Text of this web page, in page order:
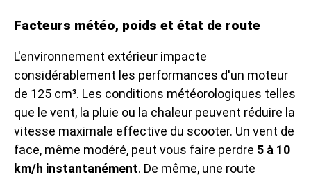
Facteurs météo, poids et état de route
L'environnement extérieur impacte
considérablement les performances d'un moteur
de 125 cm³. Les conditions météorologiques telles
que le vent, la pluie ou la chaleur peuvent réduire la
vitesse maximale effective du scooter. Un vent de
face, même modéré, peut vous faire perdre 5 à 10
km/h instantanément. De même, une route